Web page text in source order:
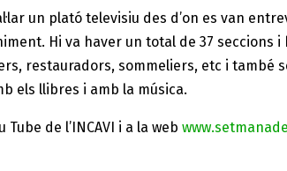
un plató televisiu des d’on es van
Hi va haver un total de 37 seccions
restauradors, sommeliers, etc i també
els llibres i amb la música.
de l’INCAVI i a la web